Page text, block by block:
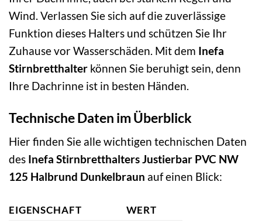
Wind. Verlassen Sie sich auf die zuverlässige
Funktion dieses Halters und schützen Sie Ihr
Zuhause vor Wasserschäden. Mit dem Inefa
Stirnbretthalter können Sie beruhigt sein, denn
Ihre Dachrinne ist in besten Händen.
Technische Daten im Überblick
Hier finden Sie alle wichtigen technischen Daten
des Inefa Stirnbretthalters Justierbar PVC NW
125 Halbrund Dunkelbraun auf einen Blick:
EIGENSCHAFT
WERT